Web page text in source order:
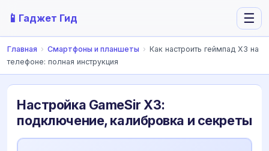
📱 Гаджет Гид ☰
Главная › Смартфоны и планшеты › Как настроить геймпад X3 на
телефоне: полная инструкция
Настройка GameSir X3:
подключение, калибровка и секреты